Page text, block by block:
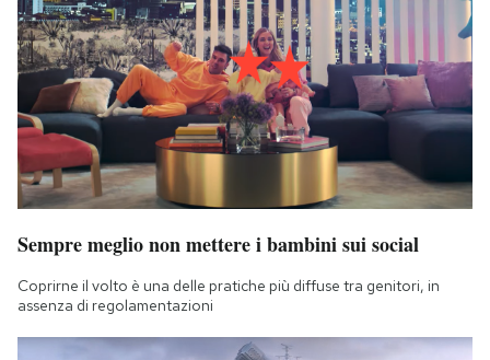
Sempre meglio non mettere i bambini sui social
Coprirne il volto è una delle pratiche più diffuse tra genitori, in
assenza di regolamentazioni